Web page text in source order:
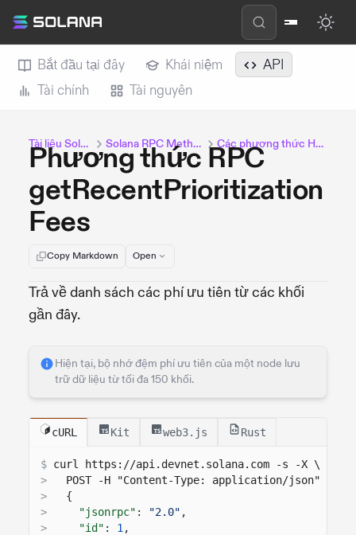
Bắt đầu tại đây Khái niệm
API
Tài chính
Tài nguyên
Tài liệu Solana Solana RPC Methods Các phương thức HTTP
Phương thức RPC
getRecentPrioritization
Fees
Copy Markdown Open
Trả về danh sách các phí ưu tiên từ các khối
gần đây.
Hiện tại, bộ nhớ đệm phí ưu tiên của một node lưu
trữ dữ liệu từ tối đa 150 khối.
cURL Kit web3.js Rust
$ curl https://api.devnet.solana.com -s -X \
>
POST -H "Content-Type: application/json" -d
>
{
>
"jsonrpc" : "2.0" ,
>
"id" : 1 ,